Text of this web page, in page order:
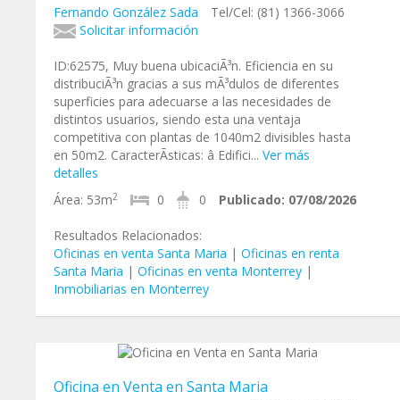
Fernando González Sada
Tel/Cel: (81) 1366-3066
Solicitar información
ID:62575, Muy buena ubicaciÃ³n. Eficiencia en su
distribuciÃ³n gracias a sus mÃ³dulos de diferentes
superficies para adecuarse a las necesidades de
distintos usuarios, siendo esta una ventaja
competitiva con plantas de 1040m2 divisibles hasta
en 50m2. CaracterÃ­sticas: â Edifici... Ver más
detalles
Área: 53m2 0 0 Publicado: 07/08/2026
Resultados Relacionados:
Oficinas en venta Santa Maria | Oficinas en renta
Santa Maria | Oficinas en venta Monterrey |
Inmobiliarias en Monterrey
Oficina en Venta en Santa Maria